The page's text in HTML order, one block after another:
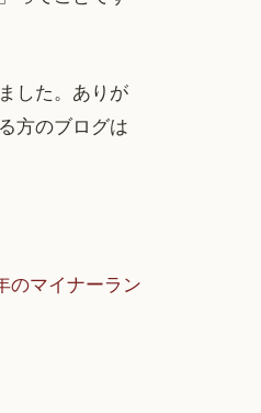
した。ありが
方のブログは
のマイナーラン